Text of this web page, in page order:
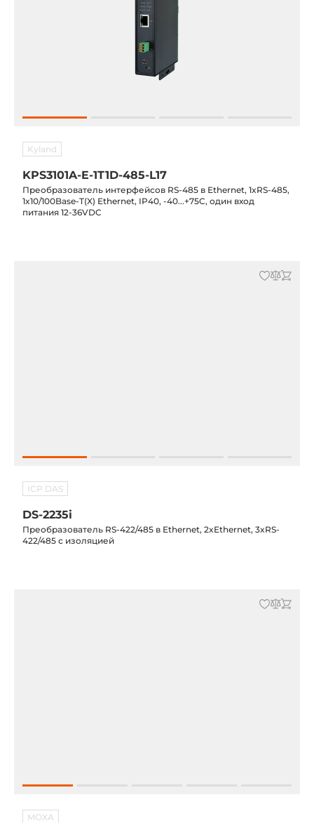
Kyland
KPS3101A-E-1T1D-485-L17
Преобразователь интерфейсов RS-485 в Ethernet, 1xRS-485,
1x10/100Base-T(X) Ethernet, IP40, -40...+75C, один вход
питания 12-36VDC
ICP DAS
DS-2235i
Преобразователь RS-422/485 в Ethernet, 2xEthernet, 3xRS-
422/485 с изоляцией
MOXA